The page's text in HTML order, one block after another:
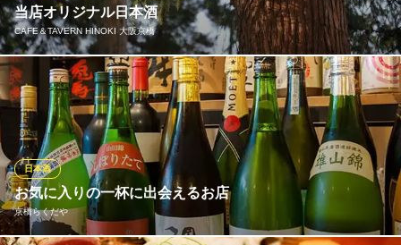
釣宿 酒場 マヅメ 京橋店
京橋海鮮居酒屋日本酒
ＪＲ京橋駅 徒歩5分
大阪府大阪市中央区城見2-1-61 ツイン21MIDタワー3F
当店オリジナル日本酒
CAFE＆TAVERN HINOKI 大阪京橋
京都にあるMy Sake World様のもとで，HINOKIオリジナルの日本
酒を作りました。 現在は試作段階となりますが、店舗にてお飲み
頂けます。
※こちらは夜のみのこだわりです。
CAFE＆TAVERN HINOKI 大阪京橋
居酒屋
ＪＲ京橋駅 徒歩3分
大阪府大阪市都島区片町2-7-25 アンシャンテ2F
お気に入りの一杯に出会えるお店
京橋らくだや
日本酒